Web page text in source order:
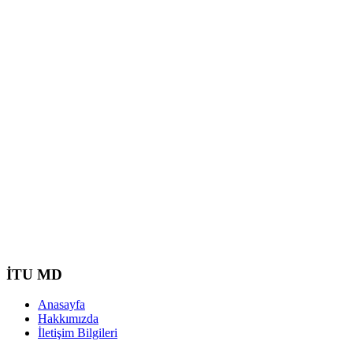
İTU MD
Anasayfa
Hakkımızda
İletişim Bilgileri